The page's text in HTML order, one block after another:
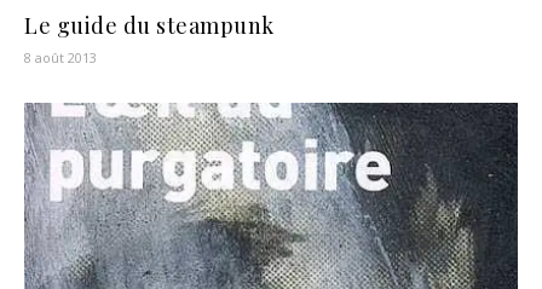
Le guide du steampunk
8 août 2013